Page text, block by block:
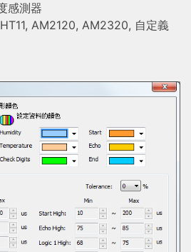
感測器
AM2120, AM2320, 自定義